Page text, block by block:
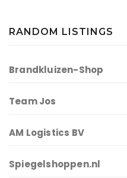
RANDOM LISTINGS
Brandkluizen-Shop
Team Jos
AM Logistics BV
Spiegelshoppen.nl